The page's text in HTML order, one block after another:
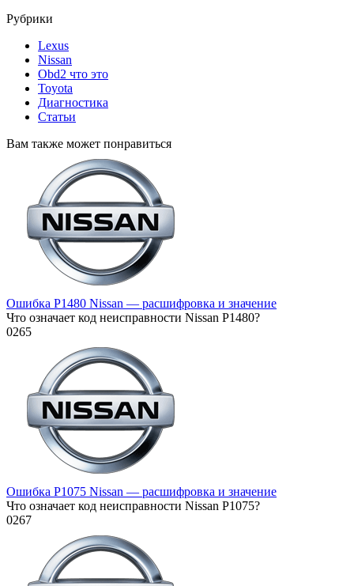
Рубрики
Lexus
Nissan
Obd2 что это
Toyota
Диагностика
Статьи
Вам также может понравиться
Ошибка P1480 Nissan — расшифровка и значение
Что означает код неисправности Nissan P1480?
0265
Ошибка P1075 Nissan — расшифровка и значение
Что означает код неисправности Nissan P1075?
0267